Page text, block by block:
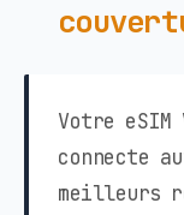
Votre
connecte
meilleurs